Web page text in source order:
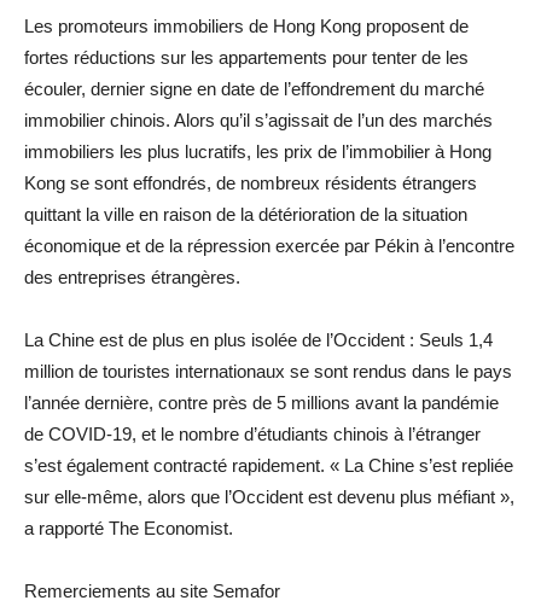
Les promoteurs immobiliers de Hong Kong proposent de
fortes réductions sur les appartements pour tenter de les
écouler, dernier signe en date de l’effondrement du marché
immobilier chinois. Alors qu’il s’agissait de l’un des marchés
immobiliers les plus lucratifs, les prix de l’immobilier à Hong
Kong se sont effondrés, de nombreux résidents étrangers
quittant la ville en raison de la détérioration de la situation
économique et de la répression exercée par Pékin à l’encontre
des entreprises étrangères.
La Chine est de plus en plus isolée de l’Occident : Seuls 1,4
million de touristes internationaux se sont rendus dans le pays
l’année dernière, contre près de 5 millions avant la pandémie
de COVID-19, et le nombre d’étudiants chinois à l’étranger
s’est également contracté rapidement. « La Chine s’est repliée
sur elle-même, alors que l’Occident est devenu plus méfiant »,
a rapporté The Economist.
Remerciements au site Semafor